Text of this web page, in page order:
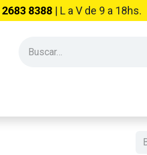
2683 8388| L​ a V de 9 a 18hs.